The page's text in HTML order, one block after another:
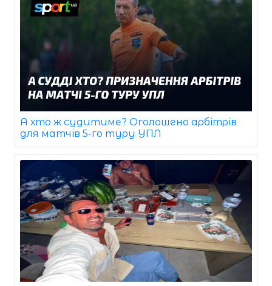
А хто ж судитиме? Оголошено арбітрів
для матчів 5-го туру УПЛ